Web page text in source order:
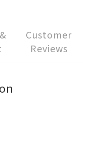
Customer
Reviews